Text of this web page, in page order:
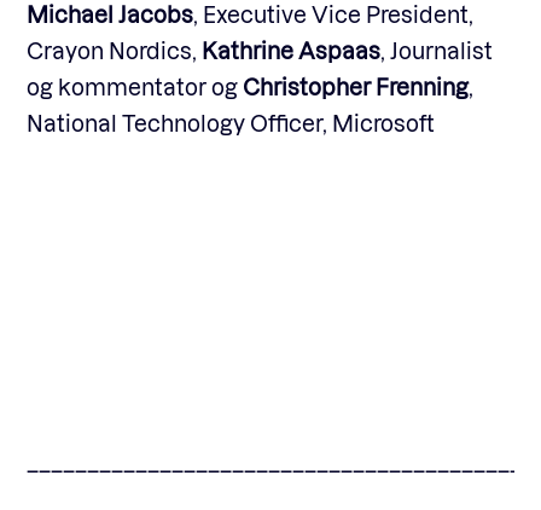
Michael Jacobs, Executive Vice President,
Crayon Nordics, Kathrine Aspaas, Journalist
og kommentator og Christopher Frenning,
National Technology Officer, Microsoft